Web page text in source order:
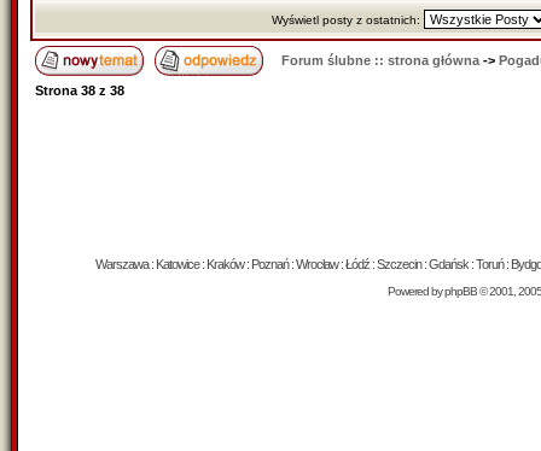
Wyświetl posty z ostatnich:
Forum ślubne :: strona główna ->
Strona 38 z 38
Warszawa : Katowice : Kraków : Poznań : Wrocław : Łódź : Szczecin : Gdańsk : Toruń :
Powered byphpBB© 2001,